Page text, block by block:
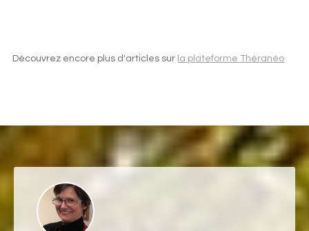
Découvrez encore plus d'articles sur la plateforme Théranéo